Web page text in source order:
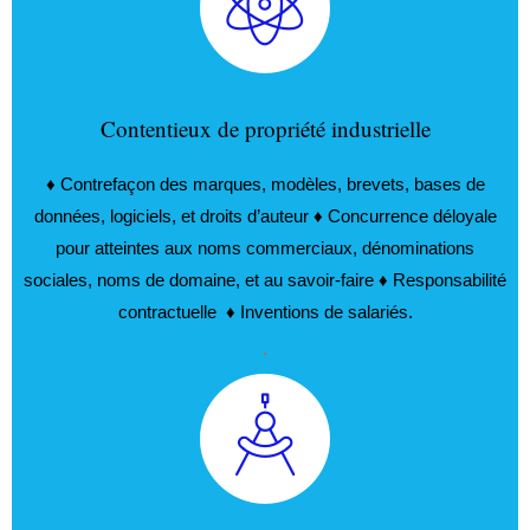
Contentieux de propriété industrielle
♦ Contrefaçon des marques, modèles, brevets, bases de
données, logiciels, et droits d’auteur ♦ Concurrence déloyale
pour atteintes aux noms commerciaux, dénominations
sociales, noms de domaine, et au savoir-faire ♦ Responsabilité
contractuelle ♦ Inventions de salariés.
.